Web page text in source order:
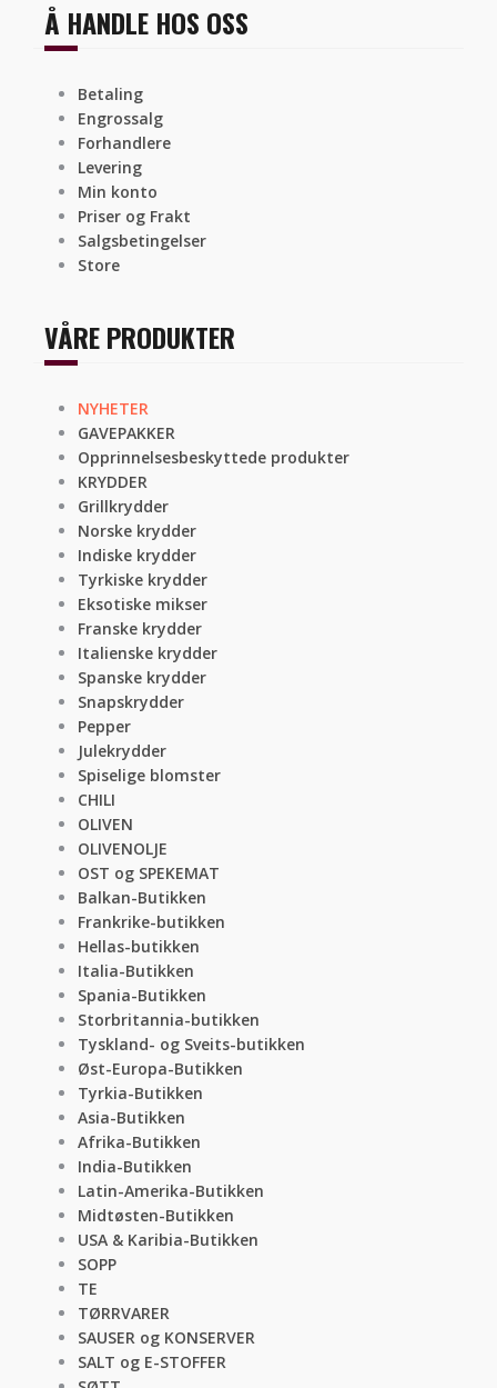
Å HANDLE HOS OSS
Betaling
Engrossalg
Forhandlere
Levering
Min konto
Priser og Frakt
Salgsbetingelser
Store
VÅRE PRODUKTER
NYHETER
GAVEPAKKER
Opprinnelsesbeskyttede produkter
KRYDDER
Grillkrydder
Norske krydder
Indiske krydder
Tyrkiske krydder
Eksotiske mikser
Franske krydder
Italienske krydder
Spanske krydder
Snapskrydder
Pepper
Julekrydder
Spiselige blomster
CHILI
OLIVEN
OLIVENOLJE
OST og SPEKEMAT
Balkan-Butikken
Frankrike-butikken
Hellas-butikken
Italia-Butikken
Spania-Butikken
Storbritannia-butikken
Tyskland- og Sveits-butikken
Øst-Europa-Butikken
Tyrkia-Butikken
Asia-Butikken
Afrika-Butikken
India-Butikken
Latin-Amerika-Butikken
Midtøsten-Butikken
USA & Karibia-Butikken
SOPP
TE
TØRRVARER
SAUSER og KONSERVER
SALT og E-STOFFER